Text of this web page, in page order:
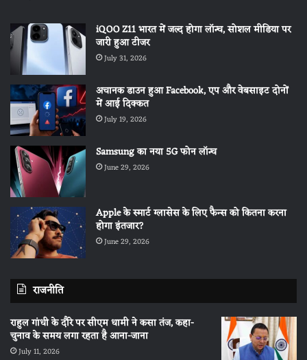
iQOO Z11 भारत में जल्द होगा लॉन्च, सोशल मीडिया पर
जारी हुआ टीजर
July 31, 2026
अचानक डाउन हुआ Facebook, एप और वेबसाइट दोनों
में आई दिक्कत
July 19, 2026
Samsung का नया 5G फोन लॉन्च
June 29, 2026
Apple के स्मार्ट ग्लासेस के लिए फैन्स को कितना करना
होगा इंतजार?
June 29, 2026
राजनीति
राहुल गांधी के दौरे पर सीएम धामी ने कसा तंज, कहा-
चुनाव के समय लगा रहता है आना-जाना
July 11, 2026